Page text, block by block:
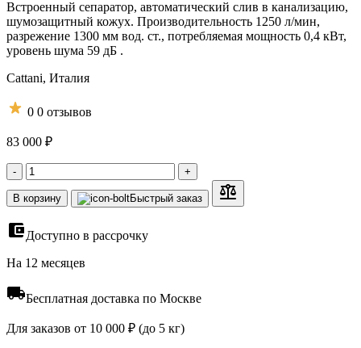
Встроенный сепаратор, автоматический слив в канализацию,
шумозащитный кожух. Производительность 1250 л/мин,
разрежение 1300 мм вод. ст., потребляемая мощность 0,4 кВт,
уровень шума 59 дБ .
Cattani, Италия
0 0 отзывов
83 000 ₽
- +
В корзину Быстрый заказ
Доступно в рассрочку
На 12 месяцев
Бесплатная доставка по Москве
Для заказов от 10 000 ₽ (до 5 кг)